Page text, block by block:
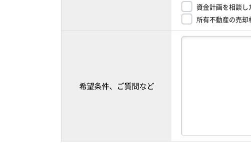
資金計画を相談し
所有不動産の売却
希望条件、ご質問など